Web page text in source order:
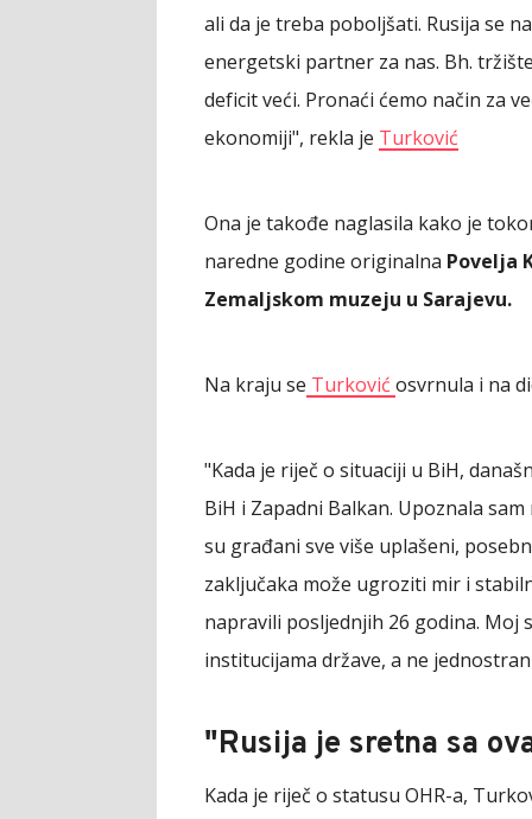
ali da je treba poboljšati. Rusija se
energetski partner za nas. Bh.
deficit veći. Pronaći ćemo način za
ekonomiji", rekla je Turković
Ona je takođe naglasila kako je
naredne godine originalna Povelja
Zemaljskom muzeju u Sarajevu.
Na kraju se Turković osvrnula i na
"Kada je riječ o situaciji u BiH,
BiH i Zapadni Balkan. Upoznala
su građani sve više uplašeni,
zaključaka može ugroziti mir i
napravili posljednjih 26 godina. Moj
institucijama države, a ne
"Rusija je sretna sa
Kada je riječ o statusu OHR-a,